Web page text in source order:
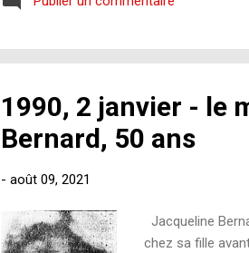
règles. Bien sûr,
1990, 2 janvier - le
Bernard, 50 ans
- août 09, 2021
Jacqueline
chez sa fille